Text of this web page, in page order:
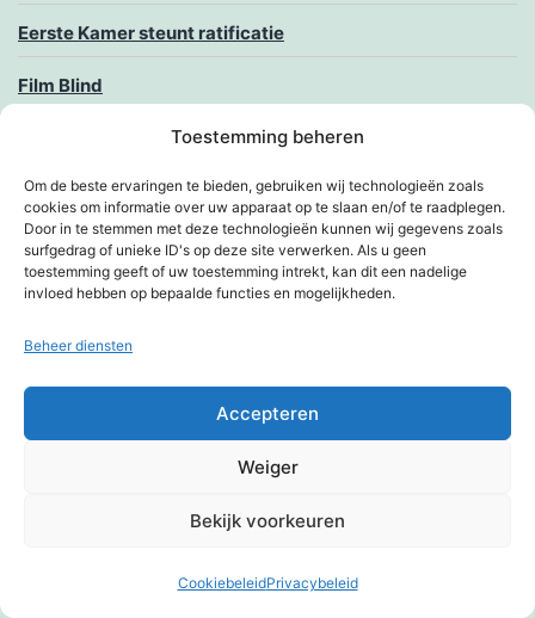
Toestemming beheren
Om de beste ervaringen te bieden, gebruiken wij technologieën zoals
cookies om informatie over uw apparaat op te slaan en/of te raadplegen.
Door in te stemmen met deze technologieën kunnen wij gegevens zoals
surfgedrag of unieke ID's op deze site verwerken. Als u geen
toestemming geeft of uw toestemming intrekt, kan dit een nadelige
invloed hebben op bepaalde functies en mogelijkheden.
Beheer diensten
Accepteren
Weiger
Bekijk voorkeuren
CookiebeleidPrivacybeleid
Eerste Kamer steunt ratificatie
Film Blind
Ga toch fietsen
Gamen goed voor ogen
Geblinddoekt door het leven
Geblinddoekt van de berg af
Geldmaat voegt spraak toe aan geldautomaten
Gevaarlijke pikante foto’s
Donkere modus: